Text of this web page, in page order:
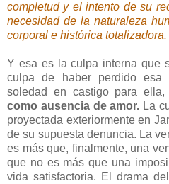
completud y el intento de su
necesidad de la naturaleza
corporal e histórica totalizadora.
Y esa es la culpa interna que
culpa de haber perdido esa
soledad en castigo para ella,
como ausencia de amor. La
proyectada exteriormente en
de su supuesta denuncia. La
es más que, finalmente, una
que no es más que una
vida satisfactoria. El drama